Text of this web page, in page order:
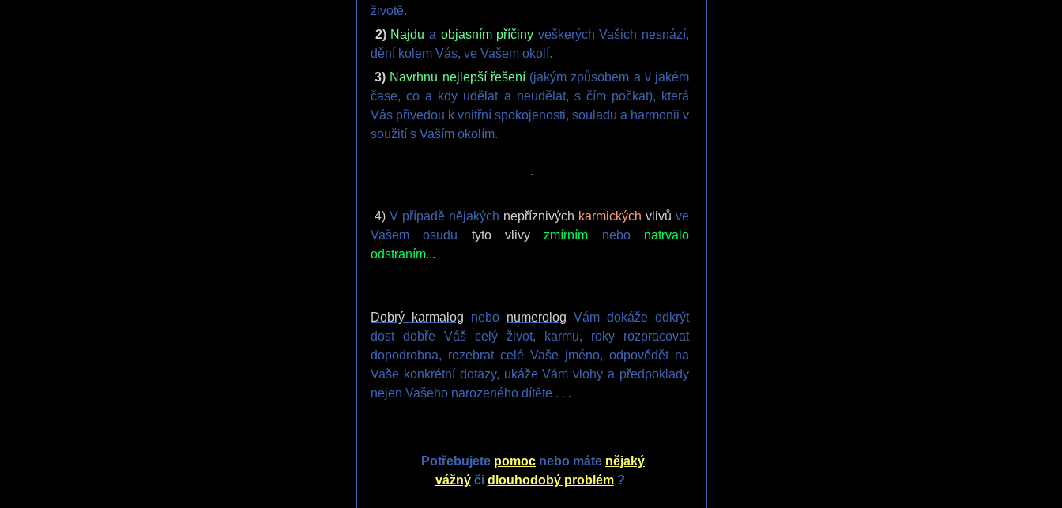
životě.
2) Najdu a objasním příčiny veškerých Vašich nesnází,
dění kolem Vás, ve Vašem okolí.
3) Navrhnu nejlepší řešení(jakým způsobem a v jakém
čase, co a kdy udělat a neudělat, s čím počkat), která
Vás přivedou k vnitřní spokojenosti, souladu a harmonii v
soužití s Vaším okolím.
4) V případě nějakých nepříznivých karmických vlivů ve
Vašem osudu tyto vlivy zmírním nebo
natrvalo
odstraním...
Dobrý karmalog nebo numerolog Vám dokáže odkrýt
dost dobře Váš celý život, karmu, roky rozpracovat
dopodrobna, rozebrat celé Vaše jméno, odpovědět na
Vaše konkrétní dotazy, ukáže Vám vlohy a předpoklady
nejen Vašeho narozeného dítěte . . .
Potřebujete pomoc nebo máte nějaký
vážnýči dlouhodobý problém ?